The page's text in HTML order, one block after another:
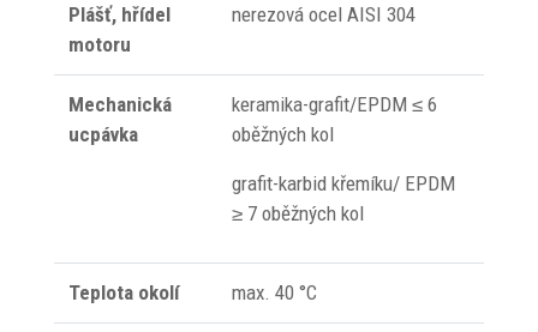
Plášť, hřídel
motoru
nerezová ocel AISI 304
Mechanická
ucpávka
keramika-grafit/EPDM ≤ 6
oběžných kol
grafit-karbid křemíku/ EPDM
≥ 7 oběžných kol
Teplota okolí max. 40 °C